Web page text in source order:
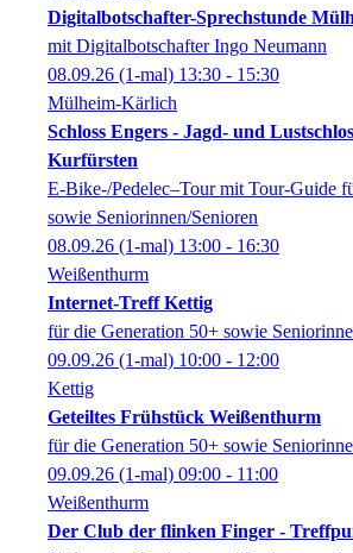
Digitalbotschafter-Sprechstunde
mit Digitalbotschafter Ingo Neumann
08.09.26 (1-mal) 13:30 - 15:30
Mülheim-Kärlich
Schloss Engers - Jagd- und
Kurfürsten
E-Bike-/Pedelec–Tour mit Tour-Guide
sowie Seniorinnen/Senioren
08.09.26 (1-mal) 13:00 - 16:30
Weißenthurm
Internet-Treff Kettig
für die Generation 50+ sowie
09.09.26 (1-mal) 10:00 - 12:00
Kettig
Geteiltes Frühstück Weißenthurm
für die Generation 50+ sowie
09.09.26 (1-mal) 09:00 - 11:00
Weißenthurm
Der Club der flinken Finger -